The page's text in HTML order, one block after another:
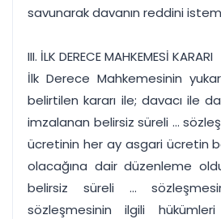
savunarak davanın reddini
III. İLK DERECE MAHKEMESİ KARARI
İlk Derece Mahkemesinin
belirtilen kararı ile; davacı ile
imzalanan belirsiz süreli ...
ücretinin her ay asgari ücretin
olacağına dair düzenleme
belirsiz süreli ...
sözleşmesinin ilgili hükümleri